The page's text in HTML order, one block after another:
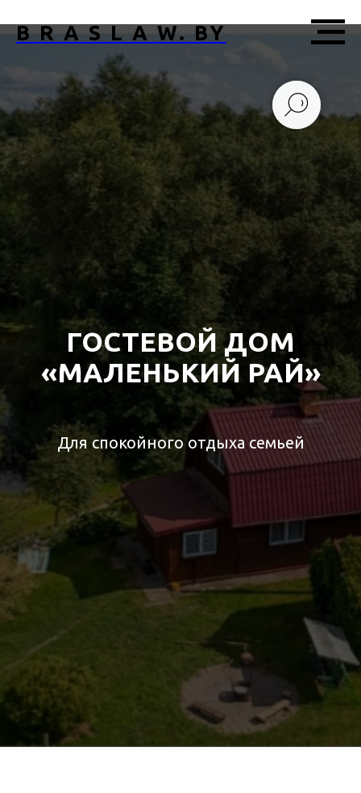
B R A S L A W. BY
ГОСТЕВОЙ ДОМ
«МАЛЕНЬКИЙ РАЙ»
Для спокойного отдыха семьей